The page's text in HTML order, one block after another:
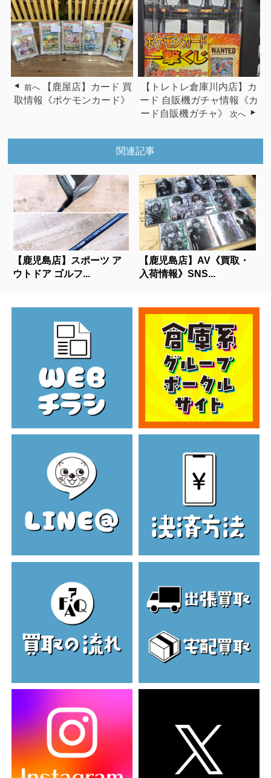
前へ
【鹿屋店】カード 買
取情報《ポケモンカード》
【トレトレ倉庫川内店】カ
ード 自販機ガチャ情報《カ
ード自販機ガチャ》
次へ
関連記事
【鹿児島店】スポーツ ア
ウトドア ゴルフ...
【鹿児島店】AV《買取・
入荷情報》SNS...